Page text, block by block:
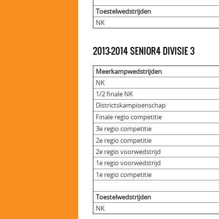
Toestelwedstrijden
NK
2013-2014 SENIOR4 DIVISIE 3
Meerkampwedstrijden
NK
1/2 finale NK
Districtskampioenschap
Finale regio competitie
3e regio competitie
2e regio competitie
2e regio voorwedstrijd
1e regio voorwedstrijd
1e regio competitie
Toestelwedstrijden
NK